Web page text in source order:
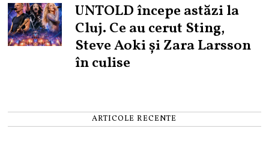
UNTOLD începe astăzi la
Cluj. Ce au cerut Sting,
Steve Aoki și Zara Larsson
în culise
ARTICOLE RECENTE